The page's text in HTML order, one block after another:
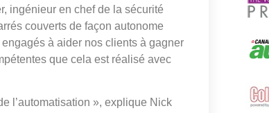
ingénieur en chef de la sécurité
couverts de façon autonome
à aider nos clients à gagner
que cela est réalisé avec
l’automatisation », explique Nick